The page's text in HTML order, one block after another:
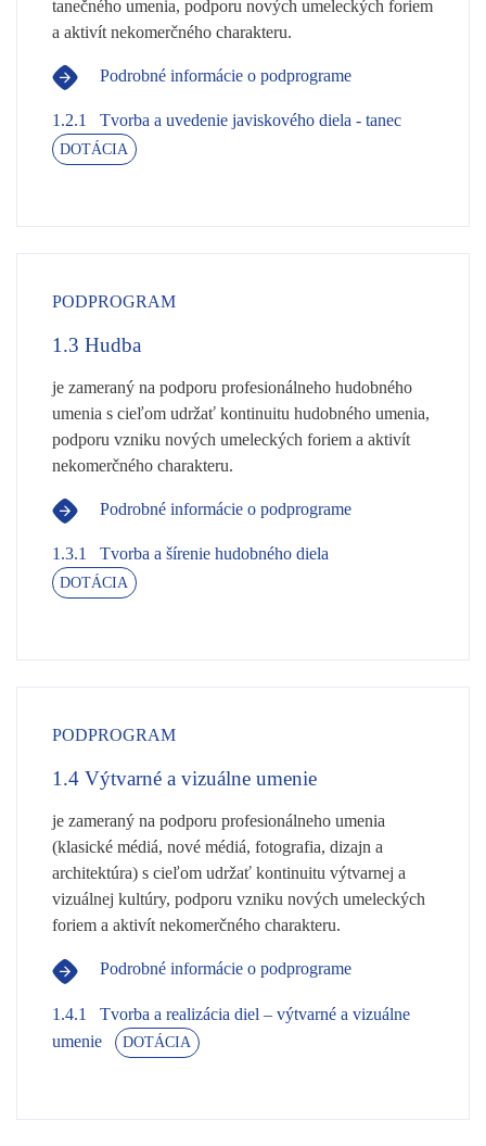
tanečného umenia, podporu nových umeleckých foriem
a aktivít nekomerčného charakteru.
Podrobné informácie o podprograme
1.2.1 Tvorba a uvedenie javiskového diela - tanec
DOTÁCIA
PODPROGRAM
1.3 Hudba
je zameraný na podporu profesionálneho hudobného
umenia s cieľom udržať kontinuitu hudobného umenia,
podporu vzniku nových umeleckých foriem a aktivít
nekomerčného charakteru.
Podrobné informácie o podprograme
1.3.1 Tvorba a šírenie hudobného diela
DOTÁCIA
PODPROGRAM
1.4 Výtvarné a vizuálne umenie
je zameraný na podporu profesionálneho umenia
(klasické médiá, nové médiá, fotografia, dizajn a
architektúra) s cieľom udržať kontinuitu výtvarnej a
vizuálnej kultúry, podporu vzniku nových umeleckých
foriem a aktivít nekomerčného charakteru.
Podrobné informácie o podprograme
1.4.1
Tvorba a realizácia diel – výtvarné a vizuálne
umenie
DOTÁCIA